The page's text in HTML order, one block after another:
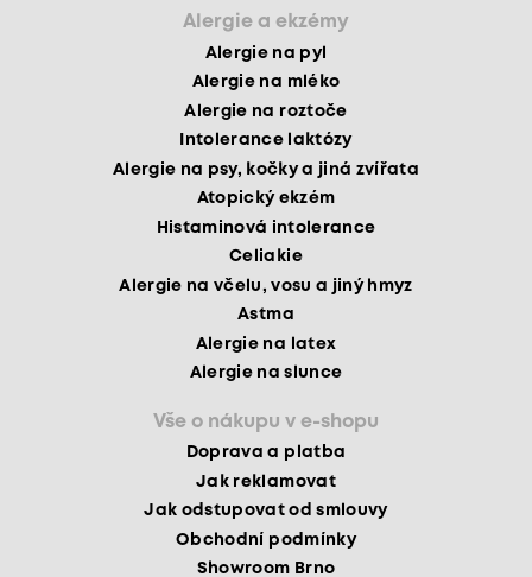
Alergie a ekzémy
Alergie na pyl
Alergie na mléko
Alergie na roztoče
Intolerance laktózy
Alergie na psy, kočky a jiná zvířata
Atopický ekzém
Histaminová intolerance
Celiakie
Alergie na včelu, vosu a jiný hmyz
Astma
Alergie na latex
Alergie na slunce
Vše o nákupu v e-shopu
Doprava a platba
Jak reklamovat
Jak odstupovat od smlouvy
Obchodní podmínky
Showroom Brno